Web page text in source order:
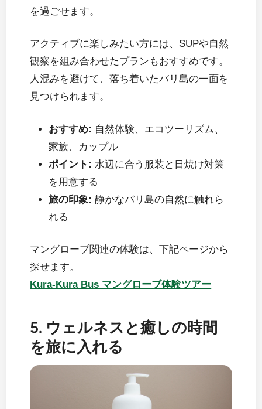
を過ごせます。
アクティブに楽しみたい方には、SUPや自然
観察を組み合わせたプランもおすすめです。
人混みを避けて、落ち着いたバリ島の一面を
見つけられます。
おすすめ: 自然体験、エコツーリズム、
家族、カップル
ポイント: 水辺に合う服装と日焼け対策
を用意する
旅の印象: 静かなバリ島の自然に触れら
れる
マングローブ関連の体験は、下記ページから
探せます。
Kura-Kura Bus マングローブ体験ツアー
5. ウェルネスと癒しの時間
を旅に入れる